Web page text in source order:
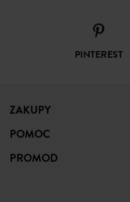
PINTEREST
ZAKUPY
POMOC
PROMOD